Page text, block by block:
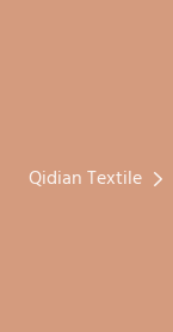
Qidian Textile